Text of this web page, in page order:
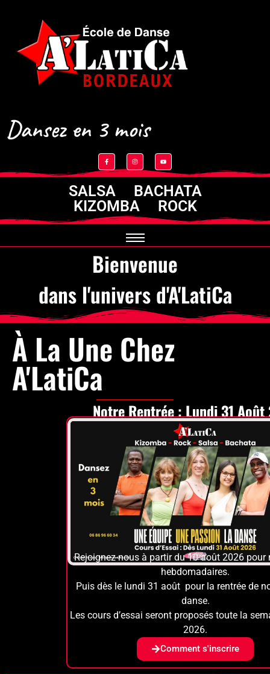
Dansez en 3 mois
SALSA BACHATA
KIZOMBA ROCK
Bienvenue
dans l'univers d'A'LatiCa
À La Une Chez
A'LatiCa
Notre Rentrée : Lundi 31
Rejoignez-nous à partir du 10 août 2026 pour
hebdomadaires.
Puis dès le lundi 31 août pour la rentrée de
danse.
Les cours d’essai seront proposés toute la
2026.
Comment s'inscrire